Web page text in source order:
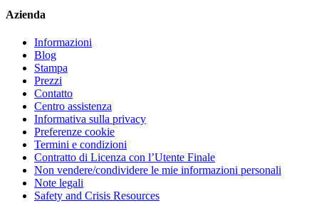
Azienda
Informazioni
Blog
Stampa
Prezzi
Contatto
Centro assistenza
Informativa sulla privacy
Preferenze cookie
Termini e condizioni
Contratto di Licenza con l’Utente Finale
Non vendere/condividere le mie informazioni personali
Note legali
Safety and Crisis Resources